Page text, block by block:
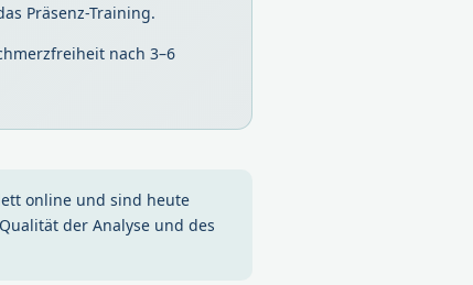
Präsenz-Training.
nach 3–6
online und sind heute
der Analyse und des